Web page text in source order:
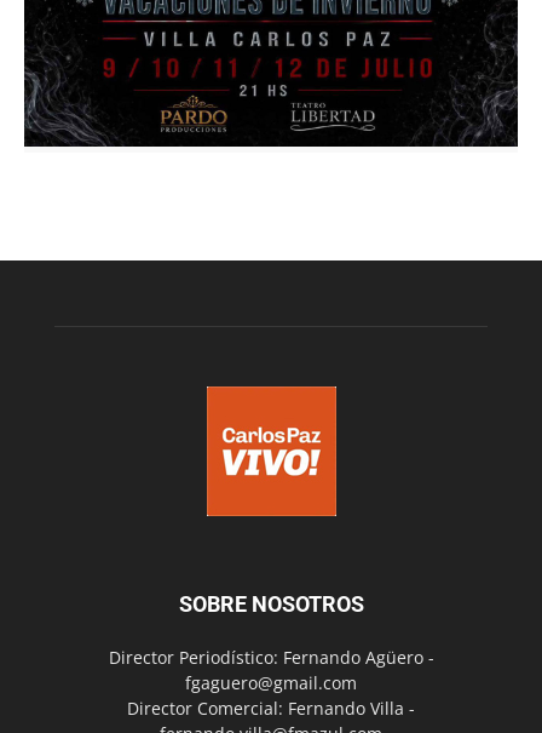
SOBRE NOSOTROS
Director Periodístico: Fernando Agüero -
fgaguero@gmail.com
Director Comercial: Fernando Villa -